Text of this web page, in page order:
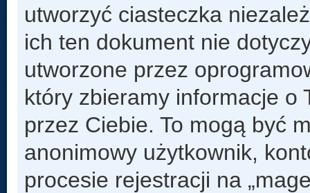
utworzyć ciasteczka
ich ten dokument nie
utworzone przez
który zbieramy informacje o
przez Ciebie. To mogą być
anonimowy użytkownik,
procesie rejestracji na